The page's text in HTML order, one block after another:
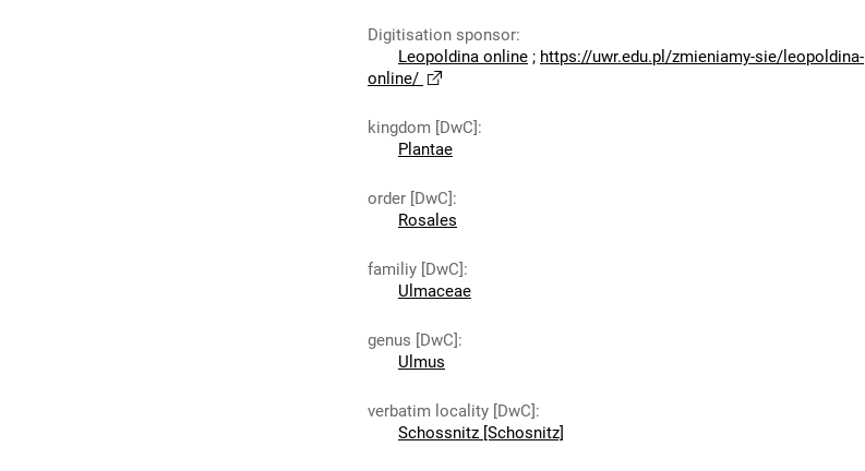
Digitisation sponsor:
Leopoldina online ; https://uwr.edu.pl/zmieniamy-sie/leopoldina-
online/
kingdom [DwC]:
Plantae
order [DwC]:
Rosales
familiy [DwC]:
Ulmaceae
genus [DwC]:
Ulmus
verbatim locality [DwC]:
Schossnitz [Schosnitz]